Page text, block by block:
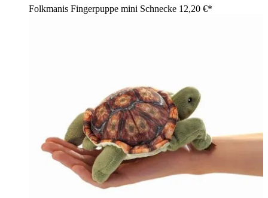
Folkmanis Fingerpuppe mini Schnecke 12,20 €*